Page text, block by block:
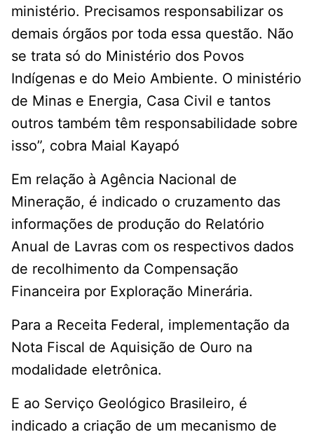
ministério. Precisamos responsabilizar os
demais órgãos por toda essa questão. Não
se trata só do Ministério dos Povos
Indígenas e do Meio Ambiente. O ministério
de Minas e Energia, Casa Civil e tantos
outros também têm responsabilidade sobre
isso”, cobra Maial Kayapó
Em relação à Agência Nacional de
Mineração, é indicado o cruzamento das
informações de produção do Relatório
Anual de Lavras com os respectivos dados
de recolhimento da Compensação
Financeira por Exploração Minerária.
Para a Receita Federal, implementação da
Nota Fiscal de Aquisição de Ouro na
modalidade eletrônica.
E ao Serviço Geológico Brasileiro, é
indicado a criação de um mecanismo de